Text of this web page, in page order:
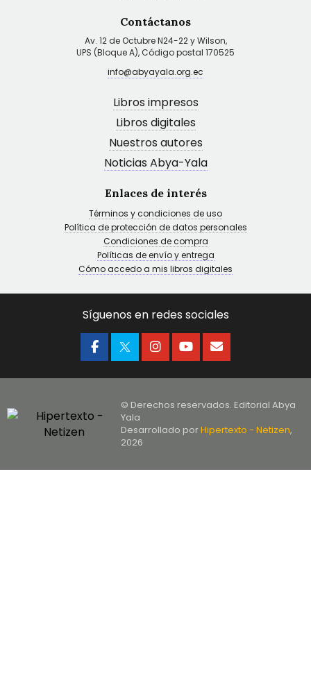
Contáctanos
Av. 12 de Octubre N24-22 y Wilson,
UPS (Bloque A), Código postal 170525
info@abyayala.org.ec
Libros impresos
Libros digitales
Nuestros autores
Noticias Abya-Yala
Enlaces de interés
Términos y condiciones de uso
Política de protección de datos personales
Condiciones de compra
Políticas de envío y entrega
Cómo accedo a mis libros digitales
Síguenos en redes sociales
© Derechos reservados. Editorial Abya
Yala
Desarrollado porHipertexto - Netizen,
2026